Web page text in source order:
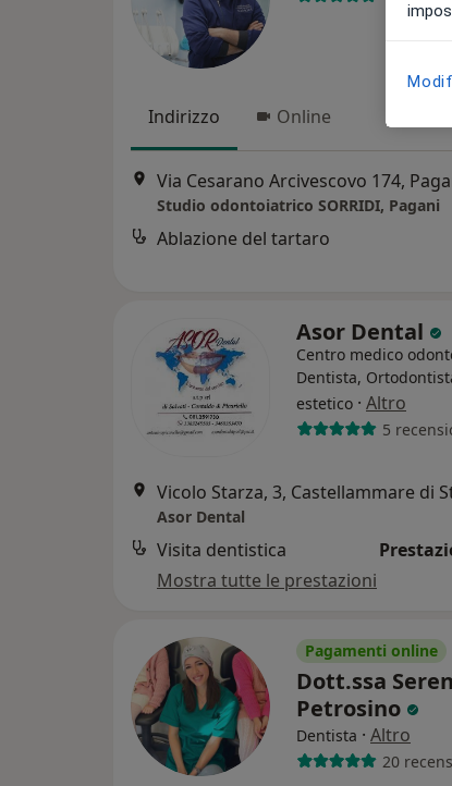
Indirizzo Online
Via Cesarano Arcivescovo 174,
Studio odontoiatrico SORRIDI, Pagani
Ablazione del tartaro
Asor Dental
Centro medico
Dentista,
estetico · Altro
5
Asor Dental
Visita dentistica
Mostra tutte le prestazioni
Pagamenti online
Dott.ssa
Petrosino
Dentista · Altro
20